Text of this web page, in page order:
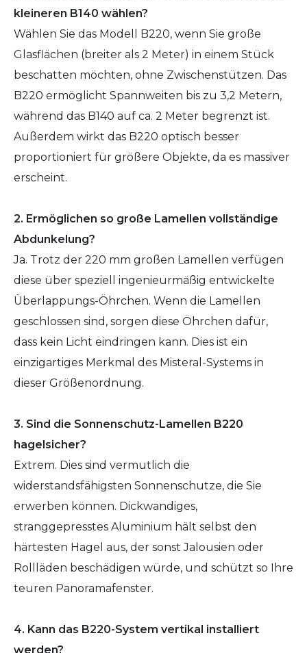
kleineren B140 wählen?
Wählen Sie das Modell B220, wenn Sie große
Glasflächen (breiter als 2 Meter) in einem Stück
beschatten möchten, ohne Zwischenstützen. Das
B220 ermöglicht Spannweiten bis zu 3,2 Metern,
während das B140 auf ca. 2 Meter begrenzt ist.
Außerdem wirkt das B220 optisch besser
proportioniert für größere Objekte, da es massiver
erscheint.
2. Ermöglichen so große Lamellen vollständige
Abdunkelung?
Ja. Trotz der 220 mm großen Lamellen verfügen
diese über speziell ingenieurmäßig entwickelte
Überlappungs-Öhrchen. Wenn die Lamellen
geschlossen sind, sorgen diese Öhrchen dafür,
dass kein Licht eindringen kann. Dies ist ein
einzigartiges Merkmal des Misteral-Systems in
dieser Größenordnung.
3. Sind die Sonnenschutz-Lamellen B220
hagelsicher?
Extrem. Dies sind vermutlich die
widerstandsfähigsten Sonnenschutze, die Sie
erwerben können. Dickwandiges,
stranggepresstes Aluminium hält selbst den
härtesten Hagel aus, der sonst Jalousien oder
Rollläden beschädigen würde, und schützt so Ihre
teuren Panoramafenster.
4. Kann das B220-System vertikal installiert
werden?